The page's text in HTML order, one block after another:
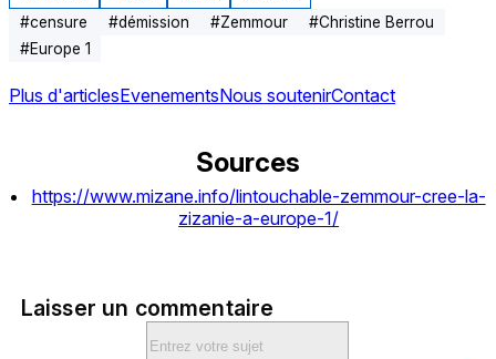
#censure #démission #Zemmour #Christine Berrou
#Europe 1
Plus d'articlesEvenementsNous soutenirContact
Sources
https://www.mizane.info/lintouchable-zemmour-cree-la-
zizanie-a-europe-1/
Laisser un commentaire